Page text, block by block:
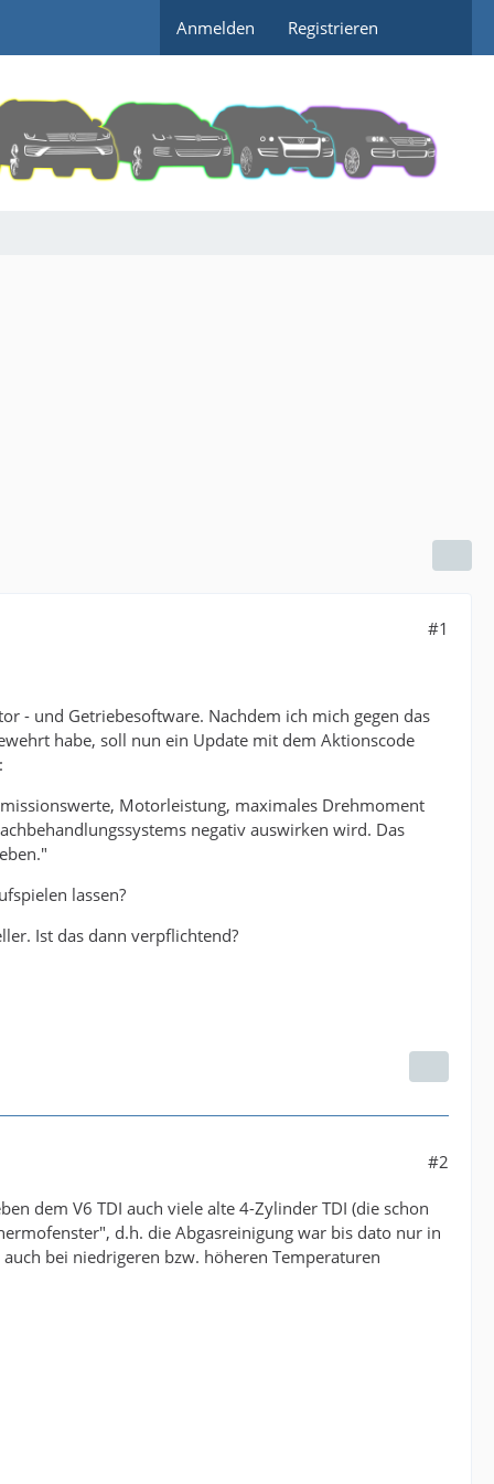
Anmelden Registrieren
#1
- und Getriebesoftware. Nachdem ich mich gegen das
habe, soll nun ein Update mit dem Aktionscode
Motorleistung, maximales Drehmoment
negativ auswirken wird. Das
lassen?
Ist das dann verpflichtend?
#2
dem V6 TDI auch viele alte 4-Zylinder TDI (die schon
d.h. die Abgasreinigung war bis dato nur in
bei niedrigeren bzw. höheren Temperaturen